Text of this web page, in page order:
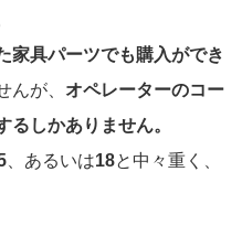
家具パーツでも購入ができ
んが、 オペレーターのコー
るしかありません。
、あるいは18と中々重く、